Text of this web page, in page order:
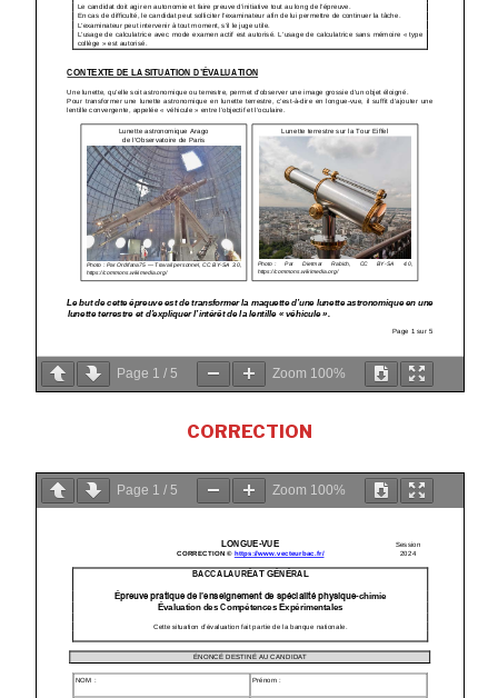
Page 1 / 5 Zoom 100%
CORRECTION
Page 1 / 5 Zoom 100%